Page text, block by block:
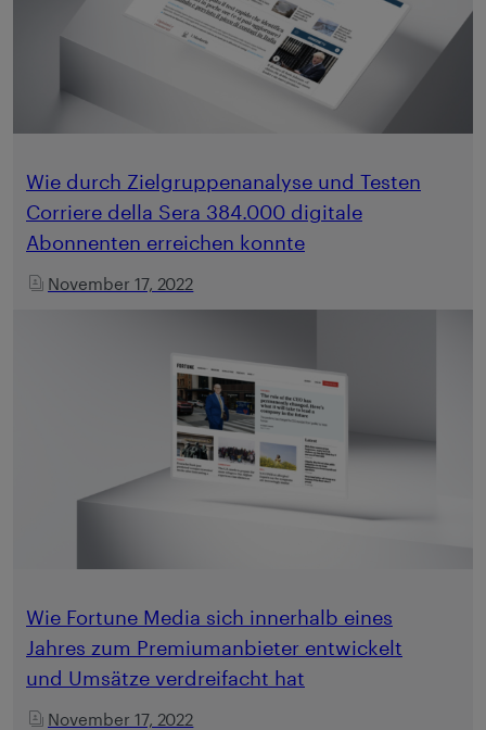
Wie durch Zielgruppenanalyse und Testen
Corriere della Sera 384.000 digitale
Abonnenten erreichen konnte
November 17, 2022
Wie Fortune Media sich innerhalb eines
Jahres zum Premiumanbieter entwickelt
und Umsätze verdreifacht hat
November 17, 2022